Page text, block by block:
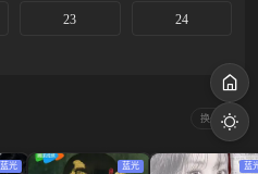
23 24
换一换
蓝光 蓝光 蓝